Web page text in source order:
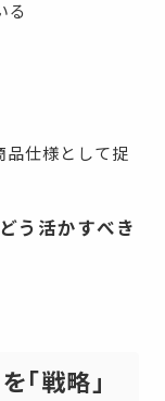
る
仕様として捉
う活かすべき
「戦略」